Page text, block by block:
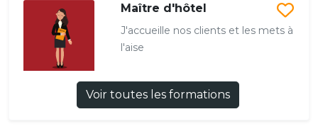
Maître d'hôtel
J'accueille nos clients et les mets à
l'aise
Voir toutes les formations